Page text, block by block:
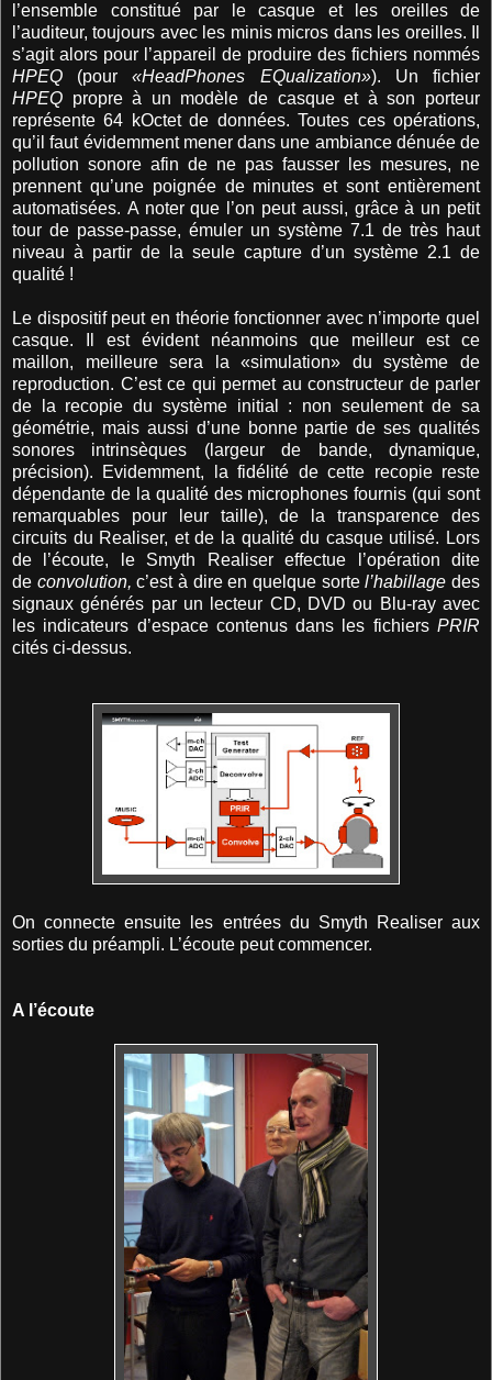
l’ensemble constitué par le casque et les oreilles de
l’auditeur, toujours avec les minis micros dans les oreilles. Il
s’agit alors pour l’appareil de produire des fichiers nommés
HPEQ (pour«HeadPhones EQualization»). Un fichier
HPEQ propre à un modèle de casque et à son porteur
représente 64 kOctet de données. Toutes ces opérations,
qu’il faut évidemment mener dans une ambiance dénuée de
pollution sonore afin de ne pas fausser les mesures, ne
prennent qu’une poignée de minutes et sont entièrement
automatisées. A noter que l’on peut aussi, grâce à un petit
tour de passe-passe, émuler un système 7.1 de très haut
niveau à partir de la seule capture d’un système 2.1 de
qualité !
Le dispositif peut en théorie fonctionner avec n’importe quel
casque. Il est évident néanmoins que meilleur est ce
maillon, meilleure sera la «simulation» du système de
reproduction. C’est ce qui permet au constructeur de parler
de la recopie du système initial : non seulement de sa
géométrie, mais aussi d’une bonne partie de ses qualités
sonores intrinsèques (largeur de bande, dynamique,
précision). Evidemment, la fidélité de cette recopie reste
dépendante de la qualité des microphones fournis (qui sont
remarquables pour leur taille), de la transparence des
circuits du Realiser, et de la qualité du casque utilisé. Lors
de l’écoute, le Smyth Realiser effectue l’opération dite
de convolution, c’est à dire en quelque sortel’habillage des
signaux générés par un lecteur CD, DVD ou Blu-ray avec
les indicateurs d’espace contenus dans les fichiers PRIR
cités ci-dessus.
On connecte ensuite les entrées du Smyth Realiser aux
sorties du préampli. L’écoute peut commencer.
A l’écoute